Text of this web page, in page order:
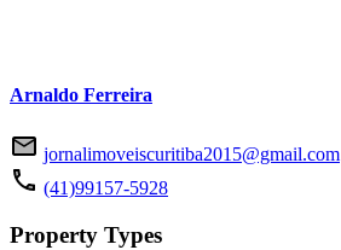
Arnaldo Ferreira
jornalimoveiscuritiba2015@gmail.com
(41)99157-5928
Property Types